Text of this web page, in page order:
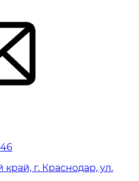
г. Краснодар, ул.